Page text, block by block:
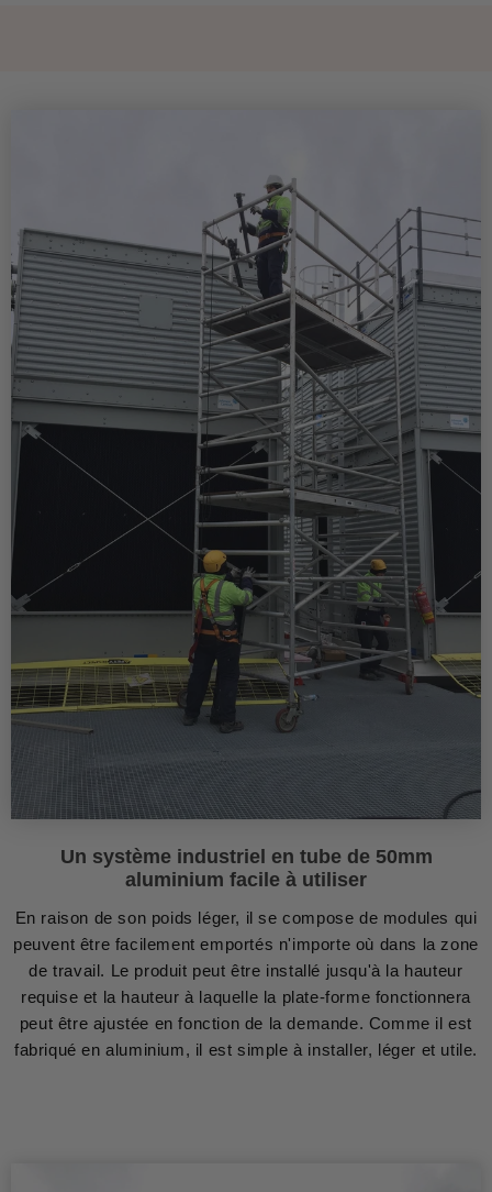
Un système industriel en tube de 50mm
aluminium facile à utiliser
En raison de son poids léger, il se compose de modules qui
peuvent être facilement emportés n'importe où dans la zone
de travail. Le produit peut être installé jusqu'à la hauteur
requise et la hauteur à laquelle la plate-forme fonctionnera
peut être ajustée en fonction de la demande. Comme il est
fabriqué en aluminium, il est simple à installer, léger et utile.